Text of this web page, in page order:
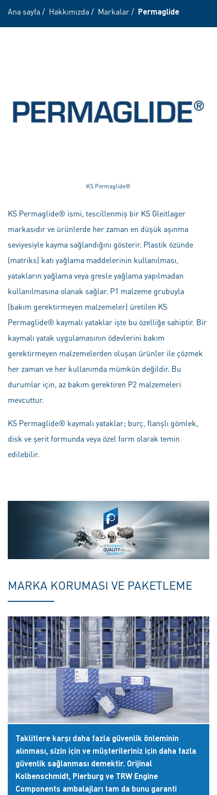
Ana sayfa / Hakkımızda / Markalar/ Permaglide
KS Permaglide®
KS Permaglide® ismi, tescillenmiş bir KS Gleitlager
markasıdır ve ürünlerde her zaman en düşük aşınma
seviyesiyle kayma sağlandığını gösterir. Plastik özünde
(matriks) katı yağlama maddelerinin kullanılması,
yatakların yağlama veya gresle yağlama yapılmadan
kullanılmasına olanak sağlar. P1 malzeme grubuyla
(bakım gerektirmeyen malzemeler) üretilen KS
Permaglide® kaymalı yataklar işte bu özelliğe sahiptir. Bir
kaymalı yatak uygulamasının ödevlerini bakım
gerektirmeyen malzemelerden oluşan ürünler ile çözmek
her zaman ve her kullanımda mümkün değildir. Bu
durumlar için, az bakım gerektiren P2 malzemeleri
mevcuttur.
KS Permaglide® kaymalı yataklar; burç, flanşlı gömlek,
disk ve şerit formunda veya özel form olarak temin
edilebilir.
MARKA KORUMASI VE PAKETLEME
Taklitlere karşı daha fazla güvenlik önleminin
alınması, sizin için ve müşterileriniz için daha fazla
güvenlik sağlanması demektir. Orijinal
Kolbenschmidt, Pierburg ve TRW Engine
Components ambalajları tam da bunu garanti